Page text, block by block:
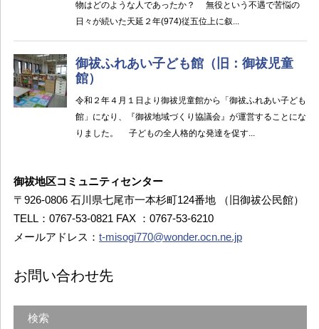
御祓地区コミュニティセンター
〒926-0806 石川県七尾市一本杉町124番地 （旧御祓公民館）
TELL：0767-53-0821 FAX ：0767-53-6210
メールアドレス： t-misogi770@wonder.ocn.ne.jp
お問い合わせ先
検索